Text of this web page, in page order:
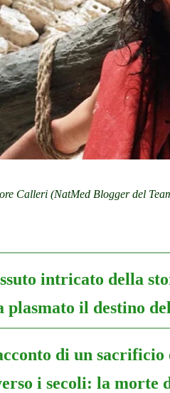
Calleri (NatMed Blogger del
intricato della
plasmato il destino
di un sacrificio
i secoli: la morte